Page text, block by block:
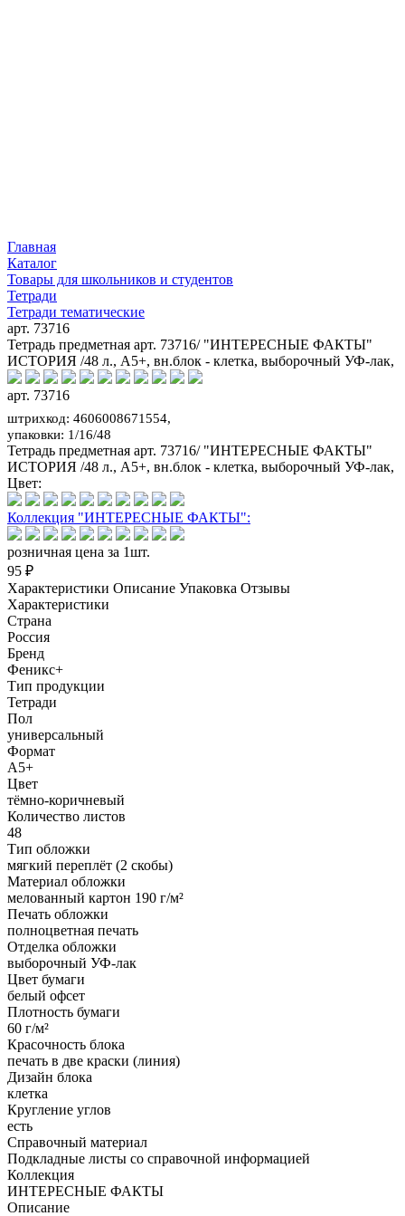
Главная
Каталог
Товары для школьников и студентов
Тетради
Тетради тематические
арт. 73716
Тетрадь предметная арт. 73716/ "ИНТЕРЕСНЫЕ ФАКТЫ"
ИСТОРИЯ /48 л., А5+, вн.блок - клетка, выборочный УФ-лак,
арт. 73716
штрихкод: 4606008671554,
упаковки: 1/16/48
Тетрадь предметная арт. 73716/ "ИНТЕРЕСНЫЕ ФАКТЫ"
ИСТОРИЯ /48 л., А5+, вн.блок - клетка, выборочный УФ-лак,
Цвет:
Коллекция "ИНТЕРЕСНЫЕ ФАКТЫ":
розничная цена за 1шт.
95 ₽
Характеристики Описание Упаковка Отзывы
Характеристики
Страна
Россия
Бренд
Феникс+
Тип продукции
Тетради
Пол
универсальный
Формат
А5+
Цвет
тёмно-коричневый
Количество листов
48
Тип обложки
мягкий переплёт (2 скобы)
Материал обложки
мелованный картон 190 г/м²
Печать обложки
полноцветная печать
Отделка обложки
выборочный УФ-лак
Цвет бумаги
белый офсет
Плотность бумаги
60 г/м²
Красочность блока
печать в две краски (линия)
Дизайн блока
клетка
Кругление углов
есть
Справочный материал
Подкладные листы со справочной информацией
Коллекция
ИНТЕРЕСНЫЕ ФАКТЫ
Описание